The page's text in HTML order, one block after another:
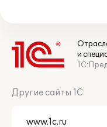
и
Другие сайты 1С